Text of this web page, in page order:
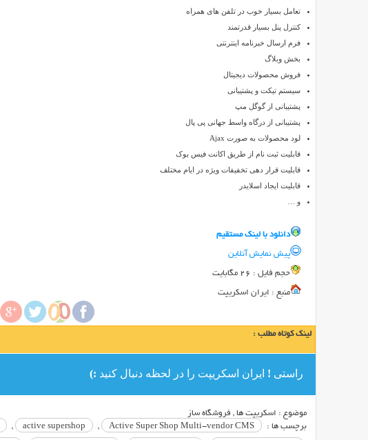
Active
Super
Shop
نسخه
1.3
Active
Shop
یک
اسکریپت
قدرتمند
فروشگاه
باشد
می
به
انجام
تعامل بسیار خوب در تلفن های همراه
کنترل پنل بسیار قدرتمند
فرم ارسال خبرنامه اینترنتی
بخش وبلاگ
فروش محصولات دیجیتال
سیستم تیکت و پشتیبانی
پشتیبانی از گوگل مپ
پشتیبانی از درگاه واسط جهانی پی پال
لود محصولات به صورت Ajax
قابلیت ثبت نام از طریق اکانت فیس بوک
قابلیت قرار دهی تخفیفات ویژه در ایام مختلف
قابلیت ایجاد اسلایدر
و …
دانلود با لينک مستقيم
پیش نمایش آنلاین
حجم فايل : 26 مگابایت
منبع : ایران اسکریپت
لینک کوتاه مطلب :
راستی ! ایران اسکریپت را در لحظه دنبال کنید :)
موضوع : اسکریپت ها , فروشگاه ساز
برچسب ها :
Active Super Shop Multi-vendor CMS
,
active supershop
,